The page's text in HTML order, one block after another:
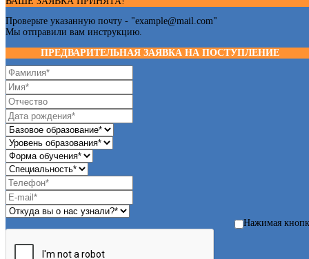
Проверьте указанную почту - "example@mail.com"
Мы отправили вам инструкцию.
ПРЕДВАРИТЕЛЬНАЯ ЗАЯВКА НА ПОСТУПЛЕНИЕ
Нажимая